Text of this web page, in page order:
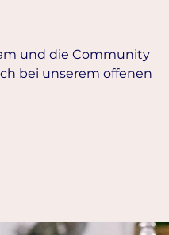
und die Community
bei unserem offenen